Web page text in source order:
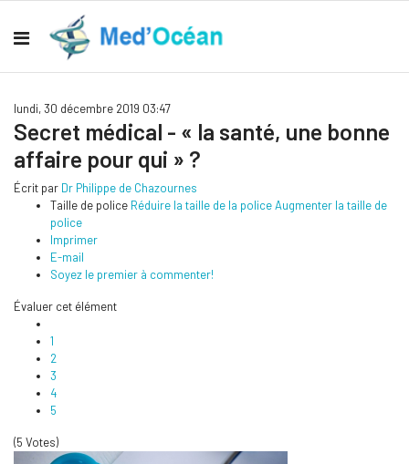
lundi, 30 décembre 2019 03:47
Secret médical - « la santé, une bonne
affaire pour qui » ?
Écrit par Dr Philippe de Chazournes
Taille de police Réduire la taille de la policeAugmenter la taille de
police
Imprimer
E-mail
Soyez le premier à commenter!
Évaluer cet élément
1
2
3
4
5
(5 Votes)